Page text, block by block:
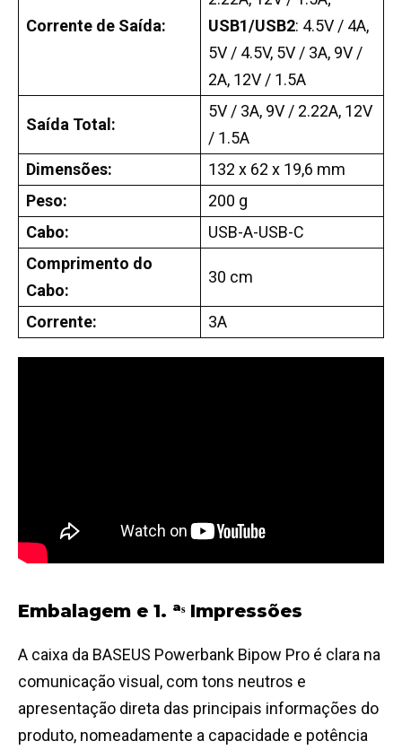
Corrente de Saída:
USB1/USB2: 4.5V / 4A,
5V / 4.5V, 5V / 3A, 9V /
2A, 12V / 1.5A
Saída Total:
5V / 3A, 9V / 2.22A, 12V
/ 1.5A
Dimensões:
132 x 62 x 19,6 mm
Peso:
200 g
Cabo:
USB-A-USB-C
Comprimento do
Cabo:
30 cm
Corrente: 3A
Embalagem e 1. ᵃˢ Impressões
A caixa da BASEUS Powerbank Bipow Pro é clara na
comunicação visual, com tons neutros e
apresentação direta das principais informações do
produto, nomeadamente a capacidade e potência